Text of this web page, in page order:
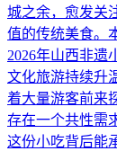
城之余，愈发关
值的传统美食。
2026年山西非遗
文化旅游持续升
着大量游客前来
存在一个共性需
这份小吃背后能